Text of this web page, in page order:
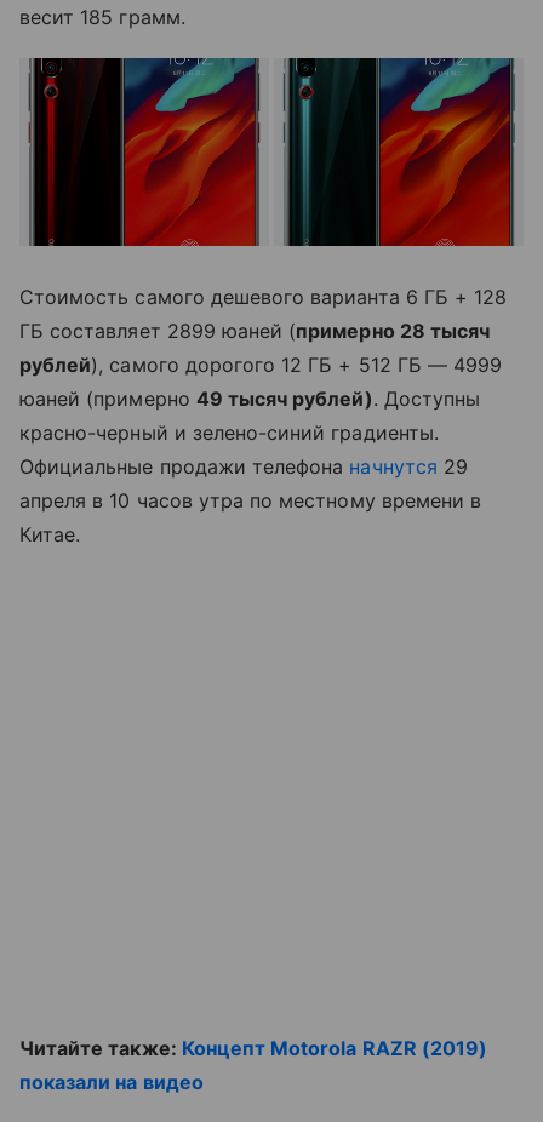
весит 185 грамм.
Стоимость самого дешевого варианта 6 ГБ + 128
ГБ составляет 2899 юаней (примерно 28 тысяч
рублей), самого дорогого 12 ГБ + 512 ГБ — 4999
юаней (примерно 49 тысяч рублей). Доступны
красно-черный и зелено-синий градиенты.
Официальные продажи телефона начнутся 29
апреля в 10 часов утра по местному времени в
Китае.
Читайте также: Концепт Motorola RAZR (2019)
показали на видео